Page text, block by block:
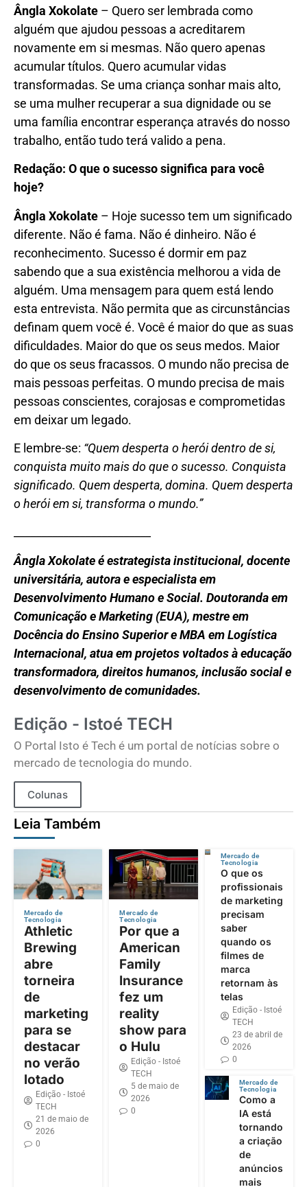
Ângla Xokolate – Quero ser lembrada como
alguém que ajudou pessoas a acreditarem
novamente em si mesmas. Não quero apenas
acumular títulos. Quero acumular vidas
transformadas. Se uma criança sonhar mais alto,
se uma mulher recuperar a sua dignidade ou se
uma família encontrar esperança através do nosso
trabalho, então tudo terá valido a pena.
Redação: O que o sucesso significa para você
hoje?
Ângla Xokolate – Hoje sucesso tem um significado
diferente. Não é fama. Não é dinheiro. Não é
reconhecimento. Sucesso é dormir em paz
sabendo que a sua existência melhorou a vida de
alguém. Uma mensagem para quem está lendo
esta entrevista. Não permita que as circunstâncias
definam quem você é. Você é maior do que as suas
dificuldades. Maior do que os seus medos. Maior
do que os seus fracassos. O mundo não precisa de
mais pessoas perfeitas. O mundo precisa de mais
pessoas conscientes, corajosas e comprometidas
em deixar um legado.
E lembre-se: “Quem desperta o herói dentro de si,
conquista muito mais do que o sucesso. Conquista
significado. Quem desperta, domina. Quem desperta
o herói em si, transforma o mundo.”
Ângla Xokolate é estrategista institucional, docente
universitária, autora e especialista em
Desenvolvimento Humano e Social. Doutoranda em
Comunicação e Marketing (EUA), mestre em
Docência do Ensino Superior e MBA em Logística
Internacional, atua em projetos voltados à educação
transformadora, direitos humanos, inclusão social e
desenvolvimento de comunidades.
Edição - Istoé TECH
O Portal Isto é Tech é um portal de notícias sobre o
mercado de tecnologia do mundo.
Colunas
Leia Também
Mercado de
Tecnologia
Athletic
Brewing
abre
torneira
de
marketing
para se
destacar
no verão
lotado
Edição - Istoé
TECH
21 de maio de
2026
0
Mercado de
Tecnologia
Por que a
American
Family
Insurance
fez um
reality
show para
o Hulu
Edição - Istoé
TECH
5 de maio de
2026
0
Mercado de
Tecnologia
O que os
profissionais
de marketing
precisam
saber
quando os
filmes de
marca
retornam às
telas
Edição - Istoé
TECH
23 de abril de
2026
0
Mercado de
Tecnologia
Como a
IA está
tornando
a criação
de
anúncios
mais